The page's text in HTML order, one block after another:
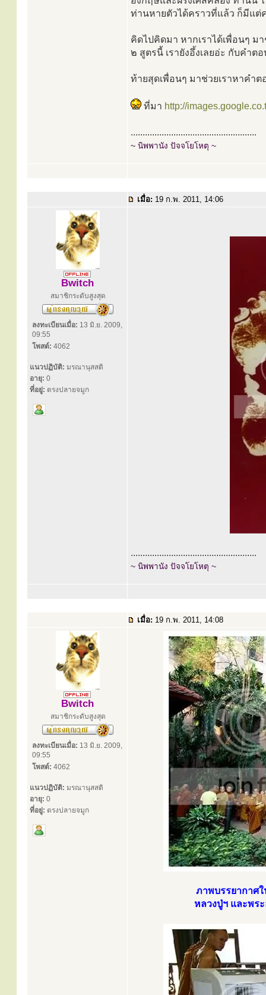
ท่านหายตัวได้คราวที่แล้ว ก็มีแต่ค
คิดไปคิดมา หากเราได้เพื่อนๆ ม
๒ สูตรนี้ เรายังอึ้งเลยอ่ะ กับคำตอ
ท้ายสุดเพื่อนๆ มาช่วยเราหาคำ
ที่มา http://
.....................................................
~ นิพพานัง ปัจจโยโหตุ ~
เมื่อ: 19 ก.พ. 2011, 14:06
Bwitch
สมาชิกระดับสูงสุด
ลงทะเบียนเมื่อ: 13 มิ.ย. 2009,
09:55
โพสต์: 4062
แนวปฏิบัติ: มรณานุสสติ
อายุ: 0
ที่อยู่: ตรงปลายจมูก
.....................................................
~ นิพพานัง ปัจจโยโหตุ ~
เมื่อ: 19 ก.พ. 2011, 14:08
Bwitch
สมาชิกระดับสูงสุด
ลงทะเบียนเมื่อ: 13 มิ.ย. 2009,
09:55
โพสต์: 4062
แนวปฏิบัติ: มรณานุสสติ
อายุ: 0
ที่อยู่: ตรงปลายจมูก
ภาพบรรยากาศ
หลวงปู่ฯ และพร